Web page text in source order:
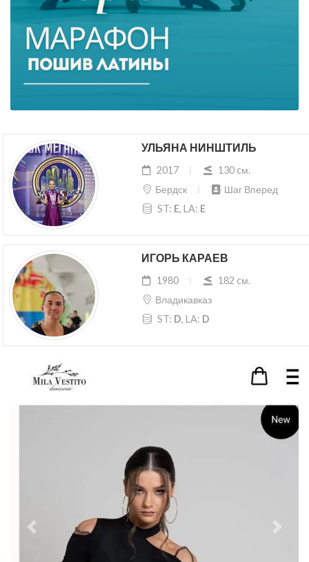
УЛЬЯНА НИНШТИЛЬ
2017
130 cм.
Бердск
Шаг Вперед
ST: E, LA: E
ИГОРЬ КАРАЕВ
1980
182 cм.
Владикавказ
ST: D, LA: D
Previous Next